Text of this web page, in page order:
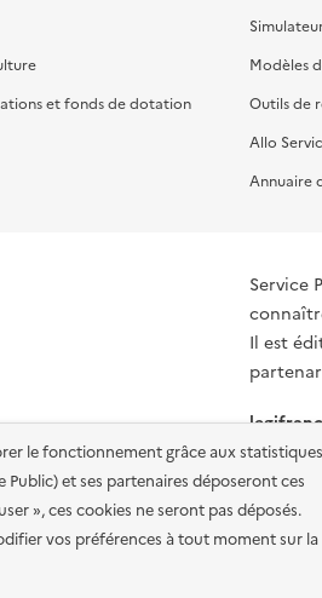
le fonctionnement grâce aux statistiques
et ses partenaires déposeront ces
», ces cookies ne seront pas déposés.
vos préférences à tout moment sur la
et fonds de dotation
Modèles
Outils de
Allo
Annuaire
Service
Il est